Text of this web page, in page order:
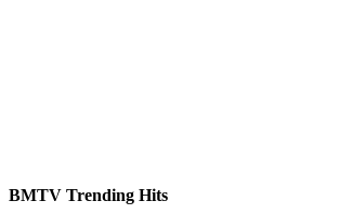
BMTV Trending Hits